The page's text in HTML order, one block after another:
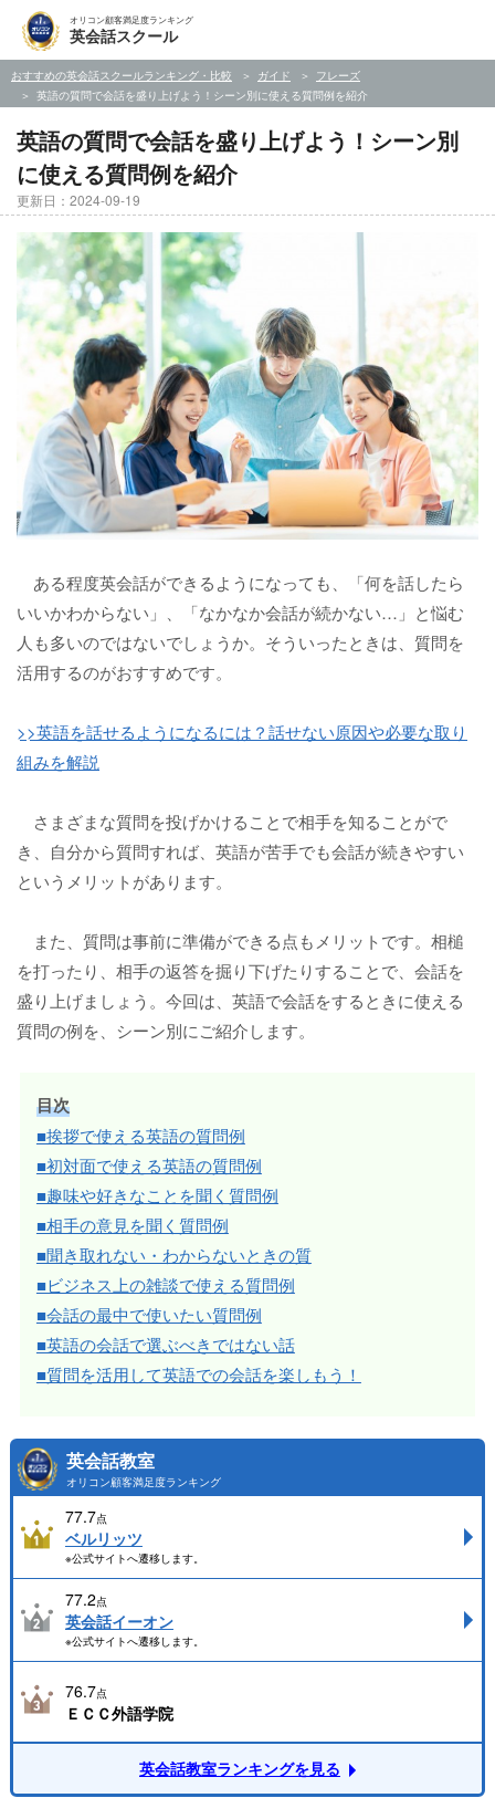
オリコン顧客満足度ランキング
英会話スクール
おすすめの英会話スクールランキング・比較 ガイド
フレーズ
英語の質問で会話を盛り上げよう！シーン別に使える質問例を紹介
英語の質問で会話を盛り上げよう！シーン別
に使える質問例を紹介
更新日：2024-09-19
ある程度英会話ができるようになっても、「何を話したら
いいかわからない」、「なかなか会話が続かない…」と悩む
人も多いのではないでしょうか。そういったときは、質問を
活用するのがおすすめです。
>>英語を話せるようになるには？話せない原因や必要な取り
組みを解説
さまざまな質問を投げかけることで相手を知ることがで
き、自分から質問すれば、英語が苦手でも会話が続きやすい
というメリットがあります。
また、質問は事前に準備ができる点もメリットです。相槌
を打ったり、相手の返答を掘り下げたりすることで、会話を
盛り上げましょう。今回は、英語で会話をするときに使える
質問の例を、シーン別にご紹介します。
目次
■挨拶で使える英語の質問例
■初対面で使える英語の質問例
■趣味や好きなことを聞く質問例
■相手の意見を聞く質問例
■聞き取れない・わからないときの質
■ビジネス上の雑談で使える質問例
■会話の最中で使いたい質問例
■英語の会話で選ぶべきではない話
■質問を活用して英語での会話を楽しもう！
英会話教室
オリコン顧客満足度ランキング
77.7点
ベルリッツ
※公式サイトへ遷移します。
77.2点
英会話イーオン
※公式サイトへ遷移します。
76.7点
ＥＣＣ外語学院
英会話教室ランキングを見る